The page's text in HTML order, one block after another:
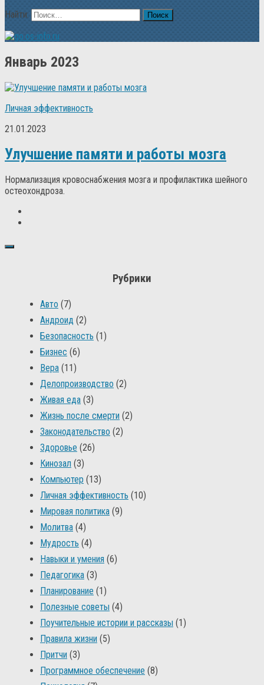
Найти:
Январь 2023
Личная эффективность
21.01.2023
Улучшение памяти и работы мозга
Нормализация кровоснабжения мозга и профилактика шейного
остеохондроза.
Рубрики
Авто (7)
Андроид (2)
Безопасность (1)
Бизнес (6)
Вера (11)
Делопроизводство (2)
Живая еда (3)
Жизнь после смерти (2)
Законодательство (2)
Здоровье (26)
Кинозал (3)
Компьютер (13)
Личная эффективность (10)
Мировая политика (9)
Молитва (4)
Мудрость (4)
Навыки и умения (6)
Педагогика (3)
Планирование (1)
Полезные советы (4)
Поучительные истории и рассказы (1)
Правила жизни (5)
Притчи (3)
Программное обеспечение (8)